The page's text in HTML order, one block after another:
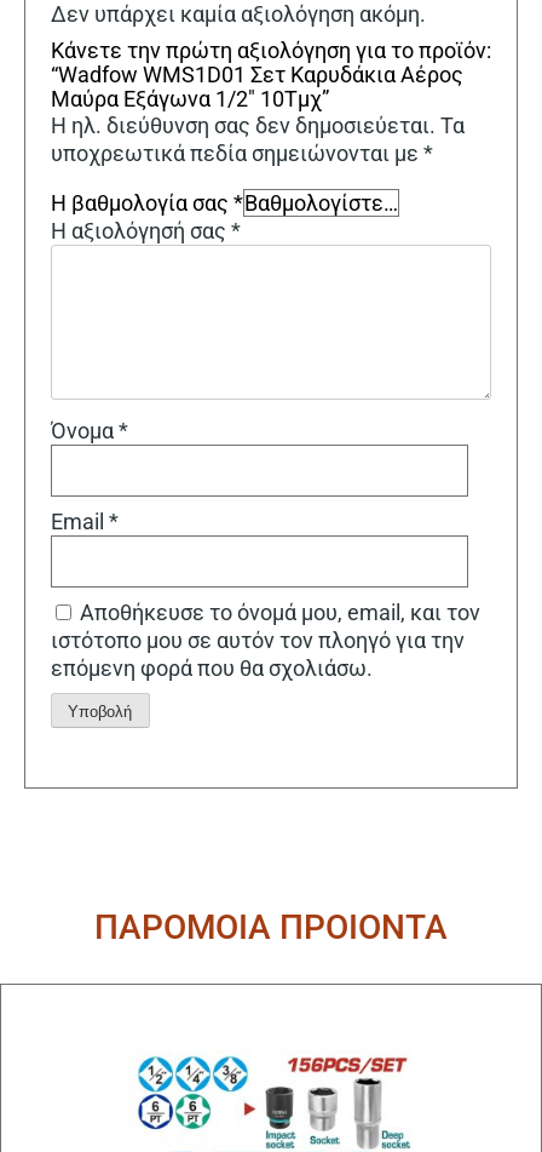
Δεν υπάρχει καμία αξιολόγηση ακόμη.
Κάνετε την πρώτη αξιολόγηση για το προϊόν:
“Wadfow WMS1D01 Σετ Καρυδάκια Αέρος
Μαύρα Εξάγωνα 1/2″ 10Τμχ”
Η ηλ. διεύθυνση σας δεν δημοσιεύεται. Τα
υποχρεωτικά πεδία σημειώνονται με *
Η βαθμολογία σας *
Η αξιολόγησή σας *
Όνομα*
Email *
Αποθήκευσε το όνομά μου, email, και τον
ιστότοπο μου σε αυτόν τον πλοηγό για την
επόμενη φορά που θα σχολιάσω.
ΠΑΡΟΜΟΙΑ ΠΡΟΙΟΝΤΑ